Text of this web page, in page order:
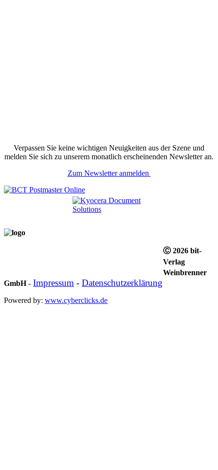
Verpassen Sie keine wichtigen Neuigkeiten aus der Szene und
melden Sie sich zu unserem monatlich erscheinenden Newsletter an.
Zum Newsletter anmelden
Ⓒ 2026 bit-
Verlag
Weinbrenner
GmbH- Impressum - Datenschutzerklärung
Powered by: www.cyberclicks.de